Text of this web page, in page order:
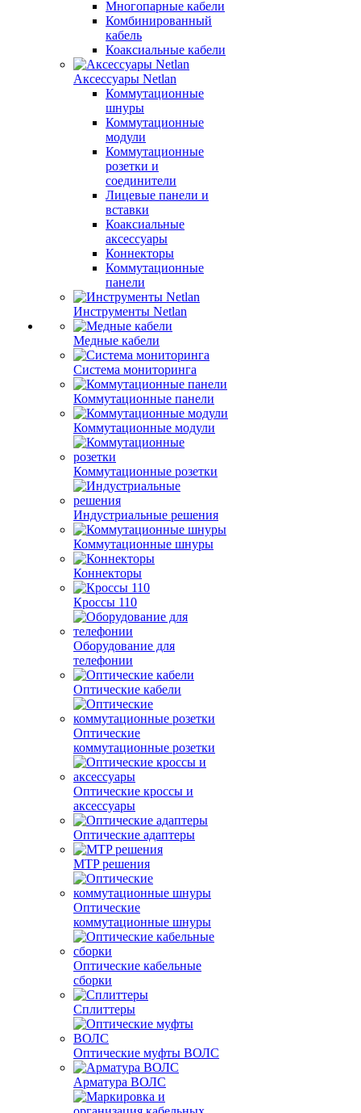
Многопарные кабели
Комбинированный
кабель
Коаксиальные кабели
Аксессуары Netlan
Коммутационные
шнуры
Коммутационные
модули
Коммутационные
розетки и
соединители
Лицевые панели и
вставки
Коаксиальные
аксессуары
Коннекторы
Коммутационные
панели
Инструменты Netlan
Медные кабели
Система мониторинга
Коммутационные панели
Коммутационные модули
Коммутационные розетки
Индустриальные решения
Коммутационные шнуры
Коннекторы
Кроссы 110
Оборудование для
телефонии
Оптические кабели
Оптические
коммутационные розетки
Оптические кроссы и
аксессуары
Оптические адаптеры
MTP решения
Оптические
коммутационные шнуры
Оптические кабельные
сборки
Сплиттеры
Оптические муфты ВОЛС
Арматура ВОЛС